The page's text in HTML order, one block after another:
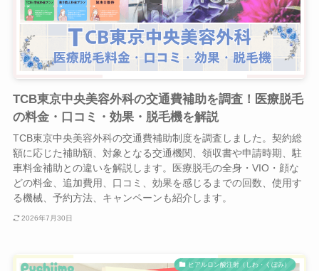
TCB東京中央美容外科の交通費補助を調査！医療脱毛
の料金・口コミ・効果・脱毛機を解説
TCB東京中央美容外科の交通費補助制度を調査しました。契約総
額に応じた補助額、対象となる交通機関、領収書や申請時期、駐
車料金補助との違いを解説します。医療脱毛の全身・VIO・顔な
どの料金、追加費用、口コミ、効果を感じるまでの回数、使用す
る機械、予約方法、キャンペーンも紹介します。
2026年7月30日
ヒアルロン酸注射（しわ・くぼみ）